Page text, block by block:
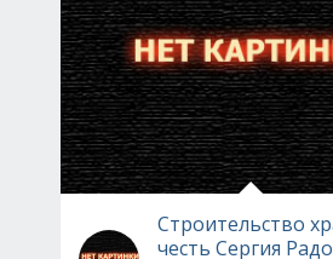
Строительство
честь Сергия